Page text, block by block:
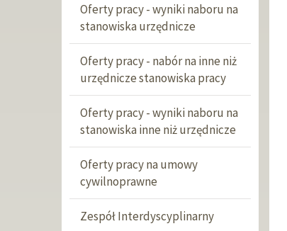
Oferty pracy - wyniki naboru na
stanowiska urzędnicze
Oferty pracy - nabór na inne niż
urzędnicze stanowiska pracy
Oferty pracy - wyniki naboru na
stanowiska inne niż urzędnicze
Oferty pracy na umowy
cywilnoprawne
Zespół Interdyscyplinarny